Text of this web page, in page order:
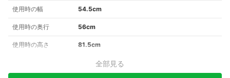
使用時の幅 54.5cm
使用時の奥行 56cm
使用時の高さ 81.5cm
全部見る